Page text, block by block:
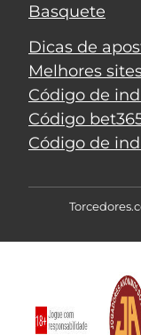
Basquete
Dicas de
Melhores
Código de
Código
Código de